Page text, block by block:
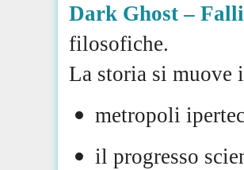
Dark Ghost –
filosofiche.
La storia si muove
metropoli
il progresso